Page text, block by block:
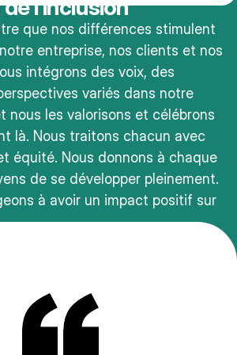
l’inclusion
que nos différences stimulent
notre entreprise, nos clients et nos
intégrons des voix, des
variés dans notre
les valorisons et célébrons
là. Nous traitons chacun avec
équité. Nous donnons à chaque
de se développer pleinement.
à avoir un impact positif sur